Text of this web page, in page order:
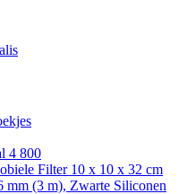
4 800
Filter 10 x 10 x 32 cm
mm (3 m), Zwarte Siliconen